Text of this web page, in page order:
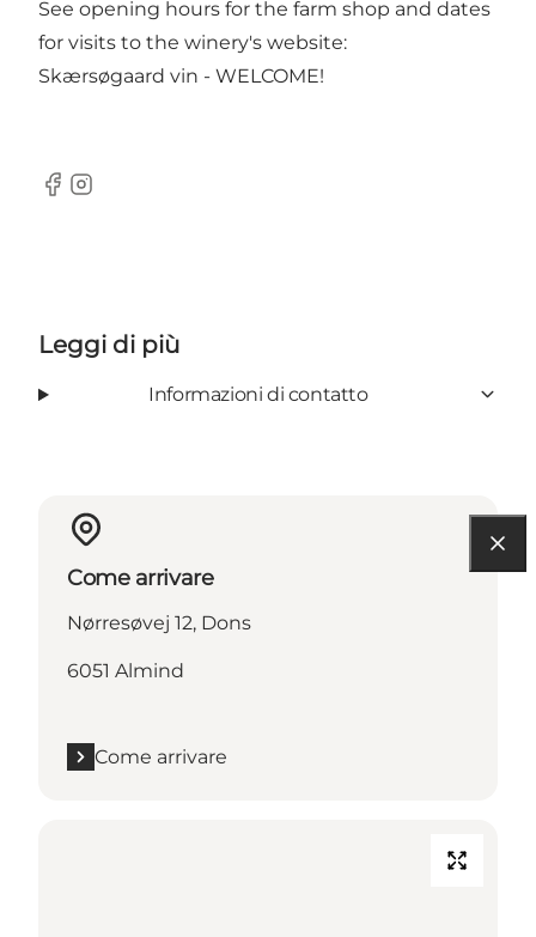
See opening hours for the farm shop and dates
for visits to the winery's website:
Skærsøgaard vin - WELCOME!
Facebook
Instagram
Leggi di più
Informazioni di contatto
Come arrivare
Nørresøvej 12, Dons
6051 Almind
Come arrivare